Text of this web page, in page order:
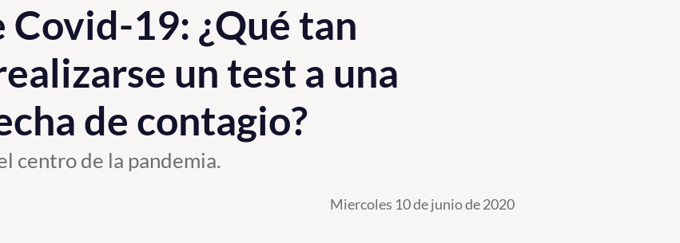
19: ¿Qué tan
un test a una
de contagio?
centro de la pandemia.
Miercoles 10 de junio de 2020